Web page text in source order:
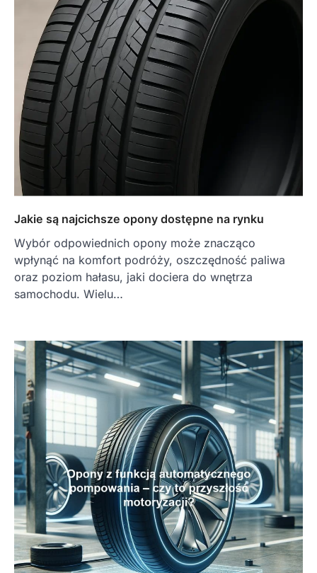
Jakie są najcichsze opony dostępne na rynku
Wybór odpowiednich opony może znacząco
wpłynąć na komfort podróży, oszczędność paliwa
oraz poziom hałasu, jaki dociera do wnętrza
samochodu. Wielu…